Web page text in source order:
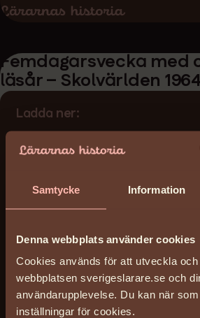
Samtycke Information
Denna webbplats använder cookies
Cookies används för att utveckla
webbplatsen sverigeslarare.se och
användarupplevelse. Du kan när
inställningar för cookies.
Hoppa
innehåll
Hoppa
huvudnavigering
Femdagarsvecka med
läsår – Skolvärlden
Ladda ner:
femdagarsvecka-med-
Licens
Arkiv
Lärarnas Riksförbund LR
Arkivreferens
LH/Dokument